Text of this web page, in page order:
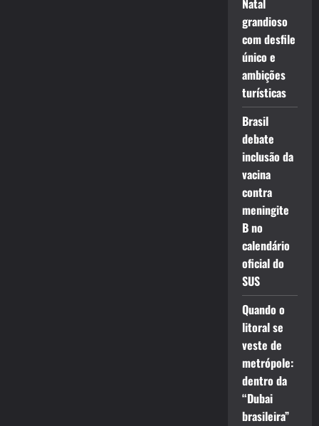
Natal
grandioso
com desfile
único e
ambições
turísticas
Brasil
debate
inclusão da
vacina
contra
meningite
B no
calendário
oficial do
SUS
Quando o
litoral se
veste de
metrópole:
dentro da
“Dubai
brasileira”